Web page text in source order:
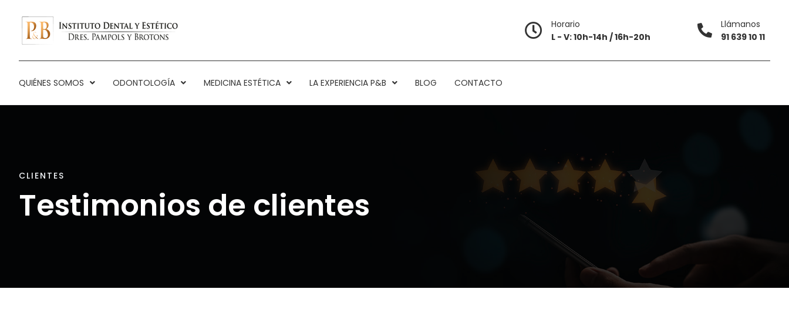
Horario
L - V: 10h-14h / 16h-20h
Llámanos
91 639 10 11
QUIÉNES SOMOS ODONTOLOGÍA MEDICINA ESTÉTICA LA EXPERIENCIA P&B BLOG CONTACTO
CLIENTES
Testimonios de clientes